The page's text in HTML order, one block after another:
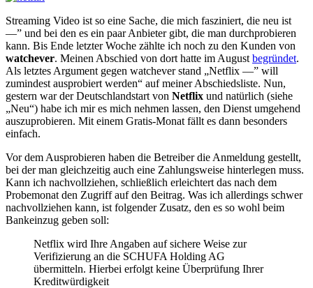
Streaming Video ist so eine Sache, die mich fasziniert, die neu ist
—” und bei den es ein paar Anbieter gibt, die man durchprobieren
kann. Bis Ende letzter Woche zählte ich noch zu den Kunden von
watchever. Meinen Abschied von dort hatte im August begründet.
Als letztes Argument gegen watchever stand „Netflix —” will
zumindest ausprobiert werden“ auf meiner Abschiedsliste. Nun,
gestern war der Deutschlandstart von Netflix und natürlich (siehe
„Neu“) habe ich mir es mich nehmen lassen, den Dienst umgehend
auszuprobieren. Mit einem Gratis-Monat fällt es dann besonders
einfach.
Vor dem Ausprobieren haben die Betreiber die Anmeldung gestellt,
bei der man gleichzeitig auch eine Zahlungsweise hinterlegen muss.
Kann ich nachvollziehen, schließlich erleichtert das nach dem
Probemonat den Zugriff auf den Beitrag. Was ich allerdings schwer
nachvollziehen kann, ist folgender Zusatz, den es so wohl beim
Bankeinzug geben soll:
Netflix wird Ihre Angaben auf sichere Weise zur
Verifizierung an die SCHUFA Holding AG
übermitteln. Hierbei erfolgt keine Überprüfung Ihrer
Kreditwürdigkeit